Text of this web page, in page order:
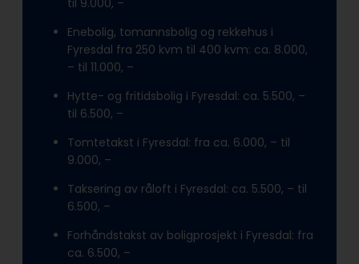
til 9.000, –
Enebolig, tomannsbolig og rekkehus i
Fyresdal fra 250 kvm til 400 kvm: ca. 8.000,
– til 11.000, –
Hytte- og fritidsbolig i Fyresdal: ca. 5.500, –
til 6.500, –
Tomtetakst i Fyresdal: fra ca. 6.000, – til
9.000, –
Taksering av råloft i Fyresdal: ca. 5.500, – til
6.500, –
Forhåndstakst av boligprosjekt i Fyresdal: fra
ca. 6.500, –